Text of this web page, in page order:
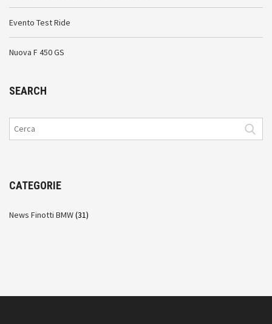
Evento Test Ride
Nuova F 450 GS
SEARCH
CATEGORIE
News Finotti BMW(31)